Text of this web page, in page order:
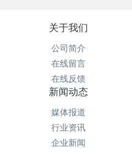
关于我们
公司简介
在线留言
在线反馈
新闻动态
媒体报道
行业资讯
企业新闻